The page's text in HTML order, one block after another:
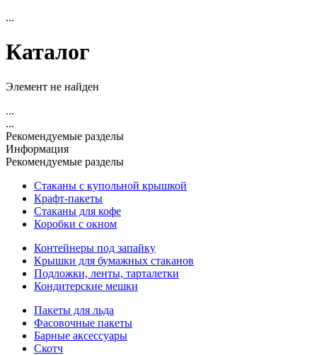
...
Каталог
Элемент не найден
...
...
Рекомендуемые разделы
Информация
Рекомендуемые разделы
Стаканы с купольной крышкой
Крафт-пакеты
Стаканы для кофе
Коробки с окном
Контейнеры под запайку
Крышки для бумажных стаканов
Подложки, ленты, тарталетки
Кондитерские мешки
Пакеты для льда
Фасовочные пакеты
Барные аксессуары
Скотч